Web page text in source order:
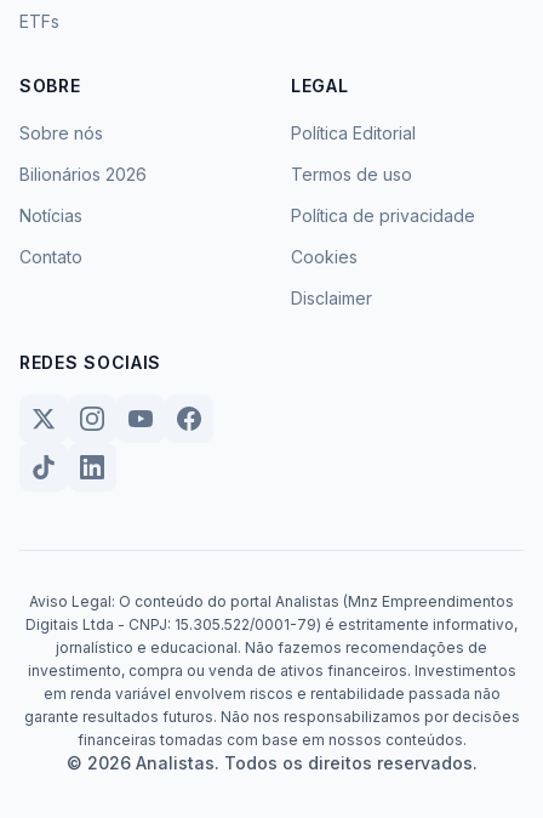
ETFs
SOBRE
Sobre nós
Bilionários 2026
Notícias
Contato
LEGAL
Política Editorial
Termos de uso
Política de privacidade
Cookies
Disclaimer
REDES SOCIAIS
Aviso Legal: O conteúdo do portal Analistas (Mnz Empreendimentos
Digitais Ltda - CNPJ: 15.305.522/0001-79) é estritamente informativo,
jornalístico e educacional. Não fazemos recomendações de
investimento, compra ou venda de ativos financeiros. Investimentos
em renda variável envolvem riscos e rentabilidade passada não
garante resultados futuros. Não nos responsabilizamos por decisões
financeiras tomadas com base em nossos conteúdos.
© 2026 Analistas. Todos os direitos reservados.